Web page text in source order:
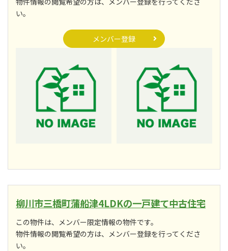
い。
メンバー登録
柳川市三橋町蒲船津4LDKの一戸建て中古住宅
この物件は、メンバー限定情報の物件です。
物件情報の閲覧希望の方は、メンバー登録を行ってくださ
い。